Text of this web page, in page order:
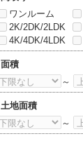
ワンルーム
2K/2DK/2LDK
4K/4DK/4LDK
面積
～
土地面積
～